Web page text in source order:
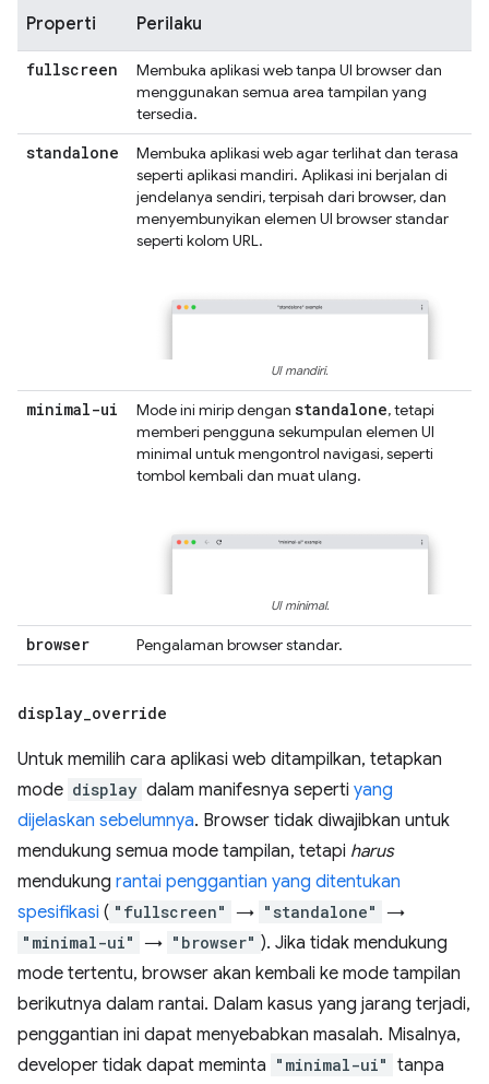
Properti Perilaku
fullscreen
Membuka aplikasi web tanpa UI browser dan
menggunakan semua area tampilan yang
tersedia.
standalone
Membuka aplikasi web agar terlihat dan terasa
seperti aplikasi mandiri. Aplikasi ini berjalan di
jendelanya sendiri, terpisah dari browser, dan
menyembunyikan elemen UI browser standar
seperti kolom URL.
UI mandiri.
minimal-ui Mode ini mirip dengan standalone, tetapi
memberi pengguna sekumpulan elemen UI
minimal untuk mengontrol navigasi, seperti
tombol kembali dan muat ulang.
UI minimal.
browser Pengalaman browser standar.
display_override
Untuk memilih cara aplikasi web ditampilkan, tetapkan
mode display dalam manifesnya seperti yang
dijelaskan sebelumnya. Browser tidak diwajibkan untuk
mendukung semua mode tampilan, tetapi harus
mendukung rantai penggantian yang ditentukan
spesifikasi ( "fullscreen" → "standalone" →
"minimal-ui" → "browser" ). Jika tidak mendukung
mode tertentu, browser akan kembali ke mode tampilan
berikutnya dalam rantai. Dalam kasus yang jarang terjadi,
penggantian ini dapat menyebabkan masalah. Misalnya,
developer tidak dapat meminta "minimal-ui" tanpa